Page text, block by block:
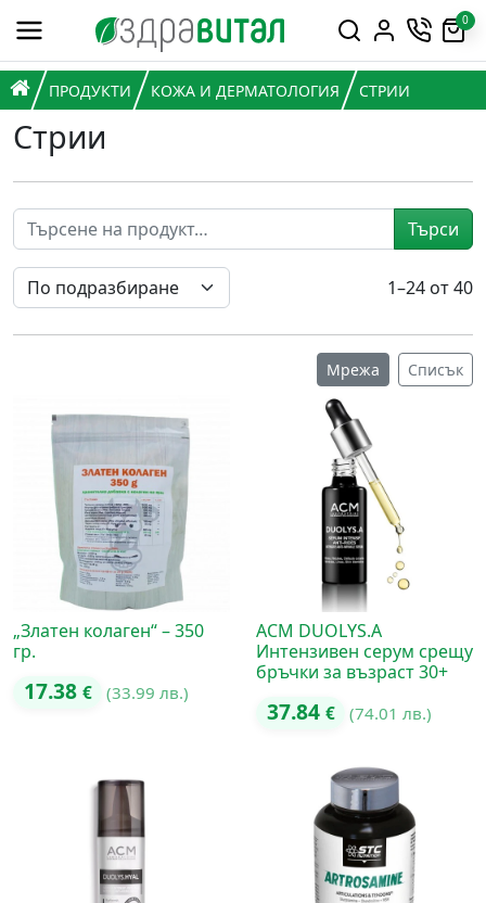
Премини към съдържанието
Горна навигация
0
Главна навигация
НАЧАЛО
ПРОДУКТИ КОЖА И ДЕРМАТОЛОГИЯ СТРИИ
Стрии
1–24 от 40
Търси
Мрежа Списък
„Златен колаген“ – 350
гр.
17.38 € (33.99 лв.)
ACM DUOLYS.A
Интензивен серум срещу
бръчки за възраст 30+
37.84 € (74.01 лв.)